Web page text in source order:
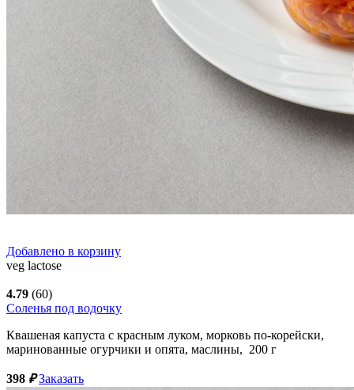
Добавлено в корзину
veg lactose
4.79 (60)
Соленья под водочку
Квашеная капуста с красным луком, морковь по-корейски,
маринованные огурчики и опята, маслины, 200 г
398 ₽ Заказать